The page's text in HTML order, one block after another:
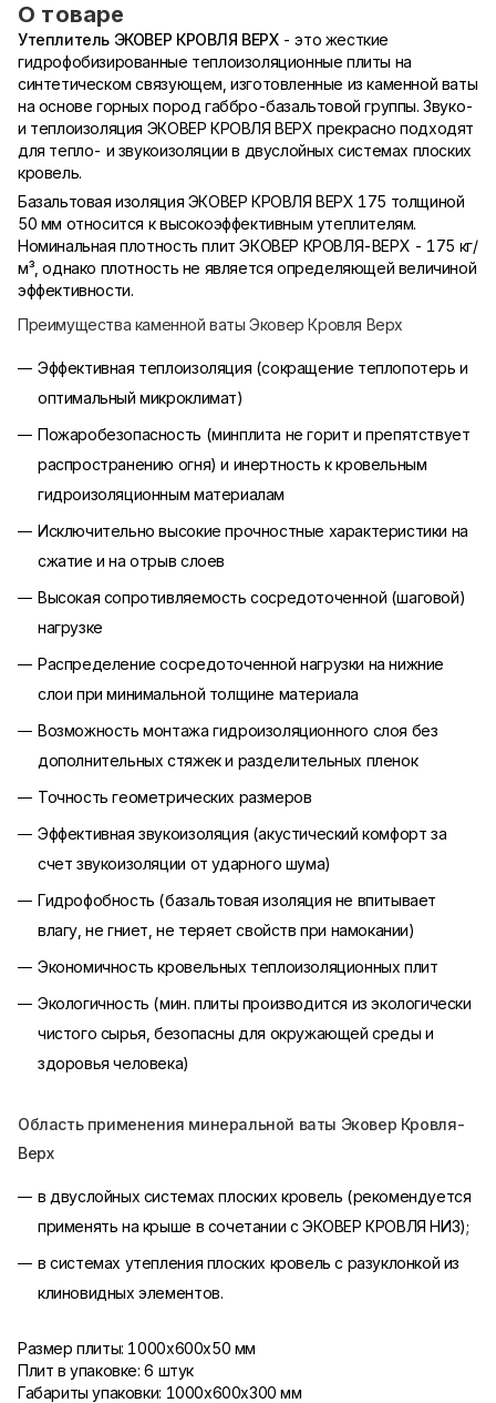
О товаре
Утеплитель ЭКОВЕР КРОВЛЯ ВЕРХ - это жесткие
гидрофобизированные теплоизоляционные плиты на
синтетическом связующем, изготовленные из каменной ваты
на основе горных пород габбро-базальтовой группы. Звуко-
и теплоизоляция ЭКОВЕР КРОВЛЯ ВЕРХ прекрасно подходят
для тепло- и звукоизоляции в двуслойных системах плоских
кровель.
Базальтовая изоляция ЭКОВЕР КРОВЛЯ ВЕРХ 175 толщиной
50 мм относится к высокоэффективным утеплителям.
Номинальная плотность плит ЭКОВЕР КРОВЛЯ-ВЕРХ - 175 кг/
м³, однако плотность не является определяющей величиной
эффективности.
Преимущества каменной ваты Эковер Кровля Верх
Эффективная теплоизоляция (сокращение теплопотерь и
оптимальный микроклимат)
Пожаробезопасность (минплита не горит и препятствует
распространению огня) и инертность к кровельным
гидроизоляционным материалам
Исключительно высокие прочностные характеристики на
сжатие и на отрыв слоев
Высокая сопротивляемость сосредоточенной (шаговой)
нагрузке
Распределение сосредоточенной нагрузки на нижние
слои при минимальной толщине материала
Возможность монтажа гидроизоляционного слоя без
дополнительных стяжек и разделительных пленок
Точность геометрических размеров
Эффективная звукоизоляция (акустический комфорт за
счет звукоизоляции от ударного шума)
Гидрофобность (базальтовая изоляция не впитывает
влагу, не гниет, не теряет свойств при намокании)
Экономичность кровельных теплоизоляционных плит
Экологичность (мин. плиты производится из экологически
чистого сырья, безопасны для окружающей среды и
здоровья человека)
Область применения минеральной ваты Эковер Кровля-
Верх
в двуслойных системах плоских кровель (рекомендуется
применять на крыше в сочетании с ЭКОВЕР КРОВЛЯ НИЗ);
в системах утепления плоских кровель с разуклонкой из
клиновидных элементов.
Размер плиты: 1000х600х50 мм
Плит в упаковке: 6 штук
Габариты упаковки: 1000х600х300 мм